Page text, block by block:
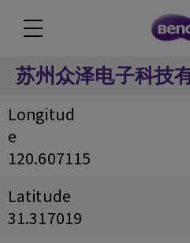
苏州众泽电子科技
Longitud
e
120.607115
Latitude
31.317019